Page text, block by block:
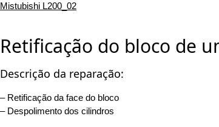
Mistubishi L200_02
Retificação do bloco de
Descrição da reparação:
– Retificação da face do bloco
– Despolimento dos cilindros